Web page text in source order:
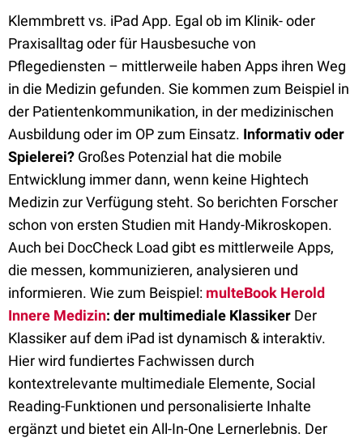
Klemmbrett vs. iPad App. Egal ob im Klinik- oder
Praxisalltag oder für Hausbesuche von
Pflegediensten – mittlerweile haben Apps ihren Weg
in die Medizin gefunden. Sie kommen zum Beispiel in
der Patientenkommunikation, in der medizinischen
Ausbildung oder im OP zum Einsatz. Informativ oder
Spielerei? Großes Potenzial hat die mobile
Entwicklung immer dann, wenn keine Hightech
Medizin zur Verfügung steht. So berichten Forscher
schon von ersten Studien mit Handy-Mikroskopen.
Auch bei DocCheck Load gibt es mittlerweile Apps,
die messen, kommunizieren, analysieren und
informieren. Wie zum Beispiel: multeBook Herold
Innere Medizin: der multimediale Klassiker Der
Klassiker auf dem iPad ist dynamisch & interaktiv.
Hier wird fundiertes Fachwissen durch
kontextrelevante multimediale Elemente, Social
Reading-Funktionen und personalisierte Inhalte
ergänzt und bietet ein All-In-One Lernerlebnis. Der